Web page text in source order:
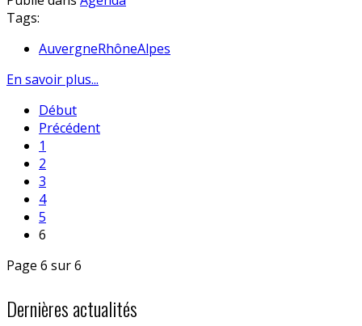
Tags:
AuvergneRhôneAlpes
En savoir plus...
Début
Précédent
1
2
3
4
5
6
Page 6 sur 6
Dernières actualités